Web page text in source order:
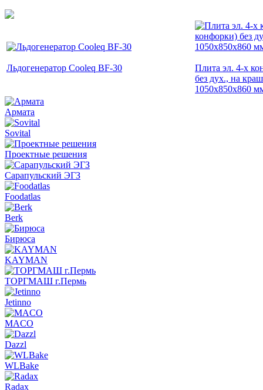
Льдогенератор Cooleq BF-30
Плита эл. 4-х
без дух., на
1050x850x860
Армата
Sovital
Проектные решения
Сарапульский ЭГЗ
Foodatlas
Berk
Бирюса
KAYMAN
ТОРГМАШ г.Пермь
Jetinno
MACO
Dazzl
WLBake
Radax